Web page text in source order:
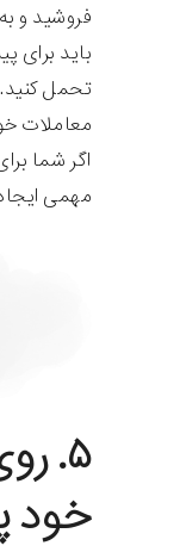
فروشید و
باید برای
تحمل
معاملات
اگر شما
مهمی
۵.
خود